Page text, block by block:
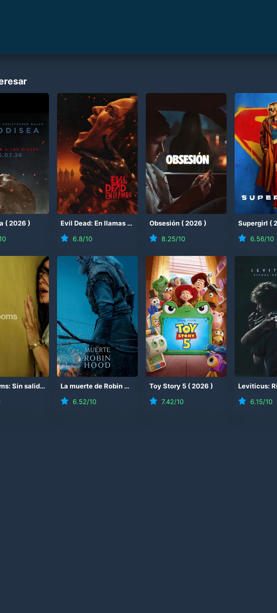
(2026 )
Evil Dead: En llamas (2026
)
6.8/10
Obsesión (2026 )
8.25/10
Supergirl (
6.56/10
Backrooms: Sin salida 2026)
La muerte de Robin Hood 2026)
6.52/10
Toy Story 5 (2026 )
7.42/10
6.15/10